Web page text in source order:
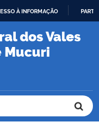
À INFORMAÇÃO
dos Vales
Mucuri